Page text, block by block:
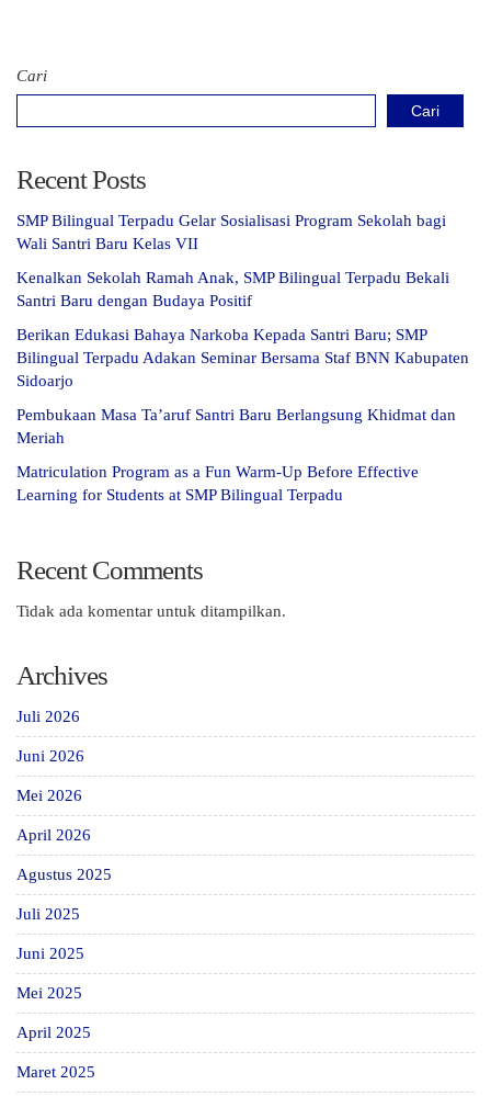
Cari
Cari
Recent Posts
SMP Bilingual Terpadu Gelar Sosialisasi Program Sekolah bagi
Wali Santri Baru Kelas VII
Kenalkan Sekolah Ramah Anak, SMP Bilingual Terpadu Bekali
Santri Baru dengan Budaya Positif
Berikan Edukasi Bahaya Narkoba Kepada Santri Baru; SMP
Bilingual Terpadu Adakan Seminar Bersama Staf BNN Kabupaten
Sidoarjo
Pembukaan Masa Ta’aruf Santri Baru Berlangsung Khidmat dan
Meriah
Matriculation Program as a Fun Warm-Up Before Effective
Learning for Students at SMP Bilingual Terpadu
Recent Comments
Tidak ada komentar untuk ditampilkan.
Archives
Juli 2026
Juni 2026
Mei 2026
April 2026
Agustus 2025
Juli 2025
Juni 2025
Mei 2025
April 2025
Maret 2025